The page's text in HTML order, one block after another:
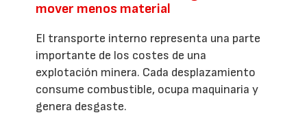
mover menos material
El transporte interno representa una parte
importante de los costes de una
explotación minera. Cada desplazamiento
consume combustible, ocupa maquinaria y
genera desgaste.